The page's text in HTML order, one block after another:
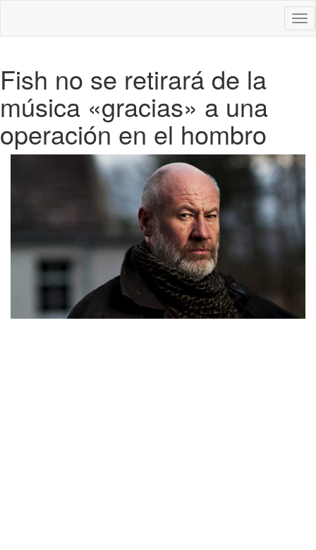
Fish no se retirará de la
música «gracias» a una
operación en el hombro